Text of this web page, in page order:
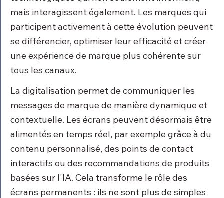
mais interagissent également. Les marques qui
participent activement à cette évolution peuvent
se différencier, optimiser leur efficacité et créer
une expérience de marque plus cohérente sur
tous les canaux.
La digitalisation permet de communiquer les
messages de marque de manière dynamique et
contextuelle. Les écrans peuvent désormais être
alimentés en temps réel, par exemple grâce à du
contenu personnalisé, des points de contact
interactifs ou des recommandations de produits
basées sur l'IA. Cela transforme le rôle des
écrans permanents : ils ne sont plus de simples